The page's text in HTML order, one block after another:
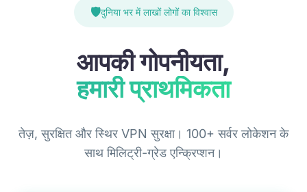
🛡️दुनिया भर में लाखों लोगों का विश्वास
आपकी गोपनीयता,
हमारी प्राथमिकता
तेज़, सुरक्षित और स्थिर VPN सुरक्षा। 100+ सर्वर लोकेशन के
साथ मिलिट्री-ग्रेड एन्क्रिप्शन।